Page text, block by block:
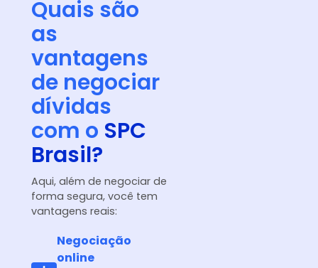
Quais são
as
vantagens
de negociar
dívidas
com o SPC
Brasil?
Aqui, além de negociar de
forma segura, você tem
vantagens reais:
Negociação
online